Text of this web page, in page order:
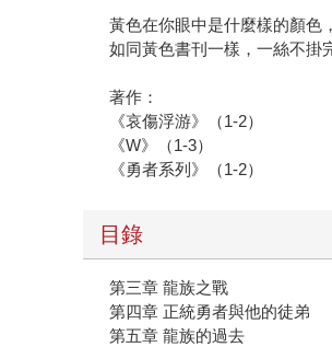
黃色在你眼中是什麼樣的顏色
如同黃色書刊一樣，一絲不掛
著作：
《哀傷浮游》（1-2）
《W》（1-3）
《勇者系列》（1-2）
目錄
第三章 龍族之戰
第四章 正統勇者與他的徒弟
第五章 龍族的過去